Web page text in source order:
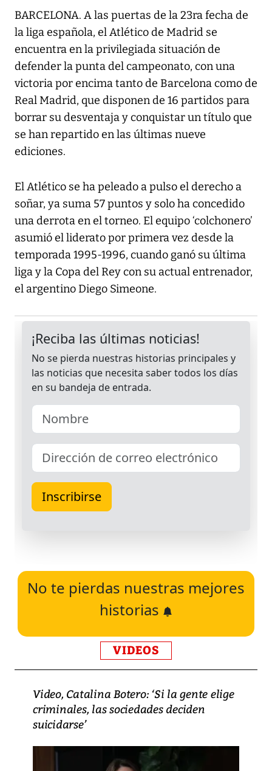
BARCELONA. A las puertas de la 23ra fecha de
la liga española, el Atlético de Madrid se
encuentra en la privilegiada situación de
defender la punta del campeonato, con una
victoria por encima tanto de Barcelona como de
Real Madrid, que disponen de 16 partidos para
borrar su desventaja y conquistar un título que
se han repartido en las últimas nueve
ediciones.
El Atlético se ha peleado a pulso el derecho a
soñar, ya suma 57 puntos y solo ha concedido
una derrota en el torneo. El equipo ‘colchonero’
asumió el liderato por primera vez desde la
temporada 1995-1996, cuando ganó su última
liga y la Copa del Rey con su actual entrenador,
el argentino Diego Simeone.
No te pierdas nuestras mejores
historias
VIDEOS
Video, Catalina Botero: ‘Si la gente elige
criminales, las sociedades deciden
suicidarse’